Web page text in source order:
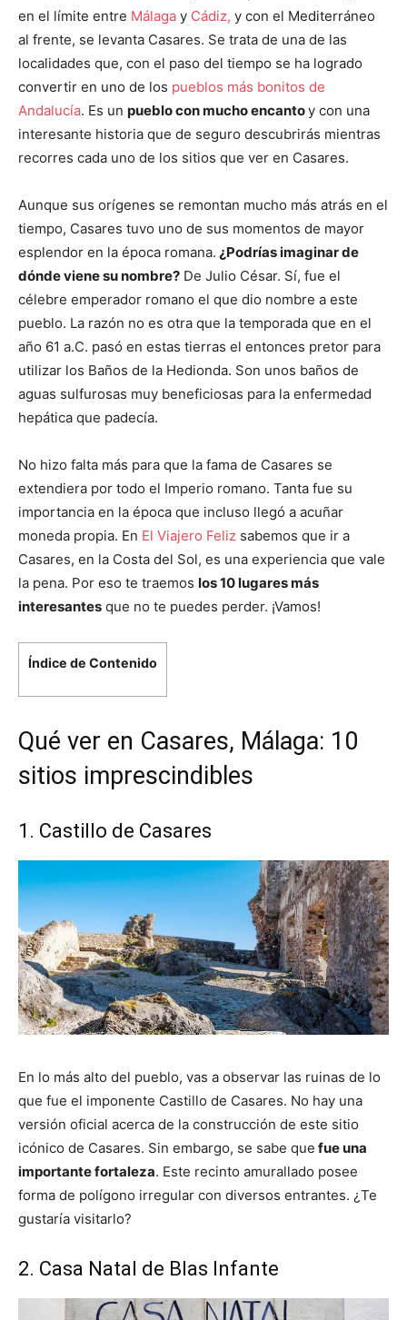
en el límite entre Málaga y Cádiz, y con el Mediterráneo
al frente, se levanta Casares. Se trata de una de las
localidades que, con el paso del tiempo se ha logrado
convertir en uno de los pueblos más bonitos de
Andalucía. Es un pueblo con mucho encantoy con una
interesante historia que de seguro descubrirás mientras
recorres cada uno de los sitios que ver en Casares.
Aunque sus orígenes se remontan mucho más atrás en el
tiempo, Casares tuvo uno de sus momentos de mayor
esplendor en la época romana. ¿Podrías imaginar de
dónde viene su nombre? De Julio César. Sí, fue el
célebre emperador romano el que dio nombre a este
pueblo. La razón no es otra que la temporada que en el
año 61 a.C. pasó en estas tierras el entonces pretor para
utilizar los Baños de la Hedionda. Son unos baños de
aguas sulfurosas muy beneficiosas para la enfermedad
hepática que padecía.
No hizo falta más para que la fama de Casares se
extendiera por todo el Imperio romano. Tanta fue su
importancia en la época que incluso llegó a acuñar
moneda propia. En El Viajero Feliz sabemos que ir a
Casares, en la Costa del Sol, es una experiencia que vale
la pena. Por eso te traemos los 10 lugares más
interesantes que no te puedes perder. ¡Vamos!
Índice de Contenido
Qué ver en Casares, Málaga: 10
sitios imprescindibles
1. Castillo de Casares
En lo más alto del pueblo, vas a observar las ruinas de lo
que fue el imponente Castillo de Casares. No hay una
versión oficial acerca de la construcción de este sitio
icónico de Casares. Sin embargo, se sabe que fue una
importante fortaleza. Este recinto amurallado posee
forma de polígono irregular con diversos entrantes. ¿Te
gustaría visitarlo?
2. Casa Natal de Blas Infante